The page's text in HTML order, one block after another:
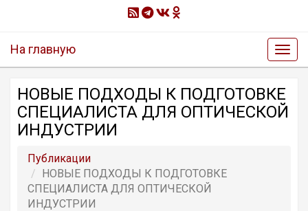
На главную
НОВЫЕ ПОДХОДЫ К ПОДГОТОВКЕ
СПЕЦИАЛИСТА ДЛЯ ОПТИЧЕСКОЙ
ИНДУСТРИИ
Публикации
НОВЫЕ ПОДХОДЫ К ПОДГОТОВКЕ
СПЕЦИАЛИСТА ДЛЯ ОПТИЧЕСКОЙ
ИНДУСТРИИ